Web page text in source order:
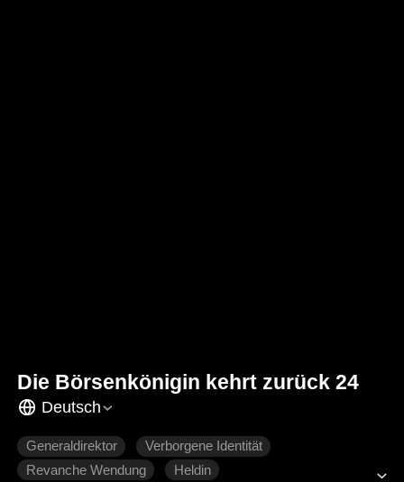
Die Börsenkönigin kehrt zurück 24
Deutsch
Generaldirektor
Verborgene Identität
Revanche Wendung
Heldin